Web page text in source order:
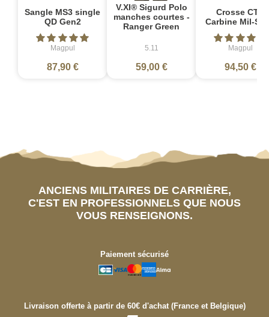
Sangle MS3 single
QD Gen2
Magpul
87,90 €
V.XI® Sigurd Polo
manches courtes -
Ranger Green
5.11
59,00 €
Crosse CTR
Carbine Mil-
Magpul
94,50 €
ANCIENS MILITAIRES DE CARRIÈRE,
C'EST EN PROFESSIONNELS QUE NOUS
VOUS RENSEIGNONS.
Paiement sécurisé
Livraison offerte à partir de 60€ d'achat (France et Belgique)